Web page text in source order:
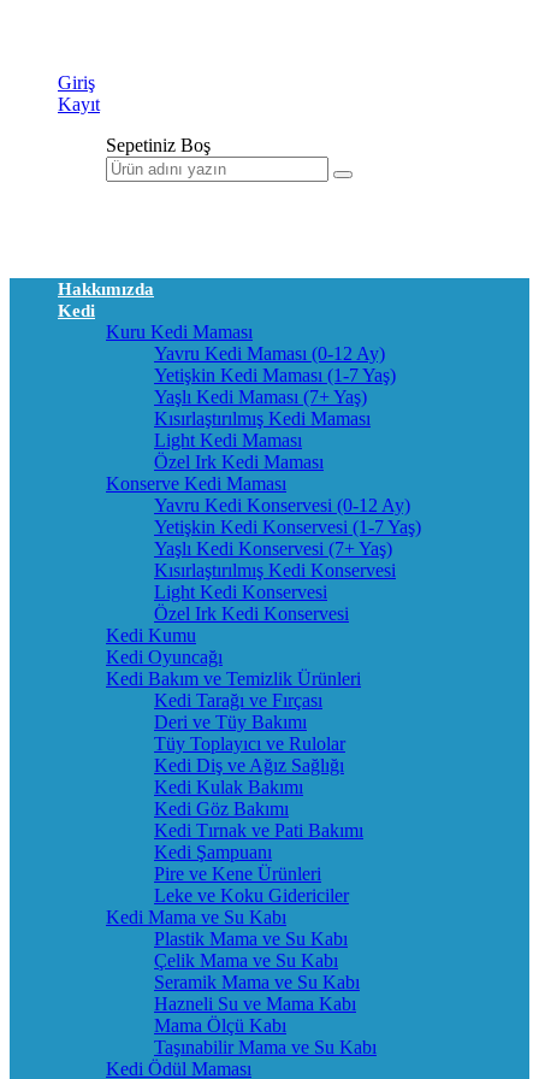
Giriş
Kayıt
Sepetiniz Boş
Hakkımızda
Kedi
Kuru Kedi Maması
Yavru Kedi Maması (0-12 Ay)
Yetişkin Kedi Maması (1-7 Yaş)
Yaşlı Kedi Maması (7+ Yaş)
Kısırlaştırılmış Kedi Maması
Light Kedi Maması
Özel Irk Kedi Maması
Konserve Kedi Maması
Yavru Kedi Konservesi (0-12 Ay)
Yetişkin Kedi Konservesi (1-7 Yaş)
Yaşlı Kedi Konservesi (7+ Yaş)
Kısırlaştırılmış Kedi Konservesi
Light Kedi Konservesi
Özel Irk Kedi Konservesi
Kedi Kumu
Kedi Oyuncağı
Kedi Bakım ve Temizlik Ürünleri
Kedi Tarağı ve Fırçası
Deri ve Tüy Bakımı
Tüy Toplayıcı ve Rulolar
Kedi Diş ve Ağız Sağlığı
Kedi Kulak Bakımı
Kedi Göz Bakımı
Kedi Tırnak ve Pati Bakımı
Kedi Şampuanı
Pire ve Kene Ürünleri
Leke ve Koku Gidericiler
Kedi Mama ve Su Kabı
Plastik Mama ve Su Kabı
Çelik Mama ve Su Kabı
Seramik Mama ve Su Kabı
Hazneli Su ve Mama Kabı
Mama Ölçü Kabı
Taşınabilir Mama ve Su Kabı
Kedi Ödül Maması